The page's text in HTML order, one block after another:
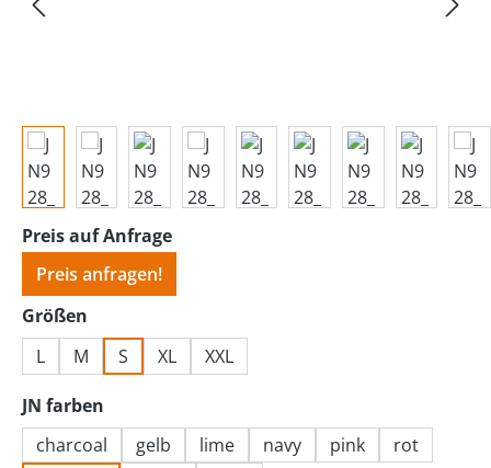
Preis auf Anfrage
Preis anfragen!
Größen
L
M S XL XXL
JN farben
charcoal
gelb lime navy pink
rot